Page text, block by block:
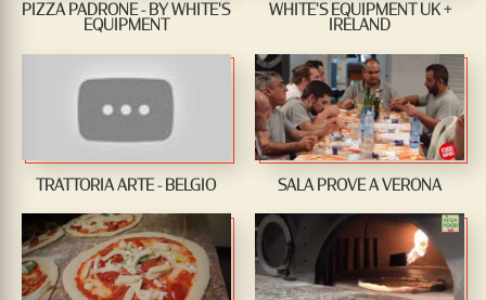
PIZZA PADRONE - BY WHITE'S
EQUIPMENT
WHITE'S EQUIPMENT UK +
IRELAND
TRATTORIA ARTE - BELGIO SALA PROVE A VERONA